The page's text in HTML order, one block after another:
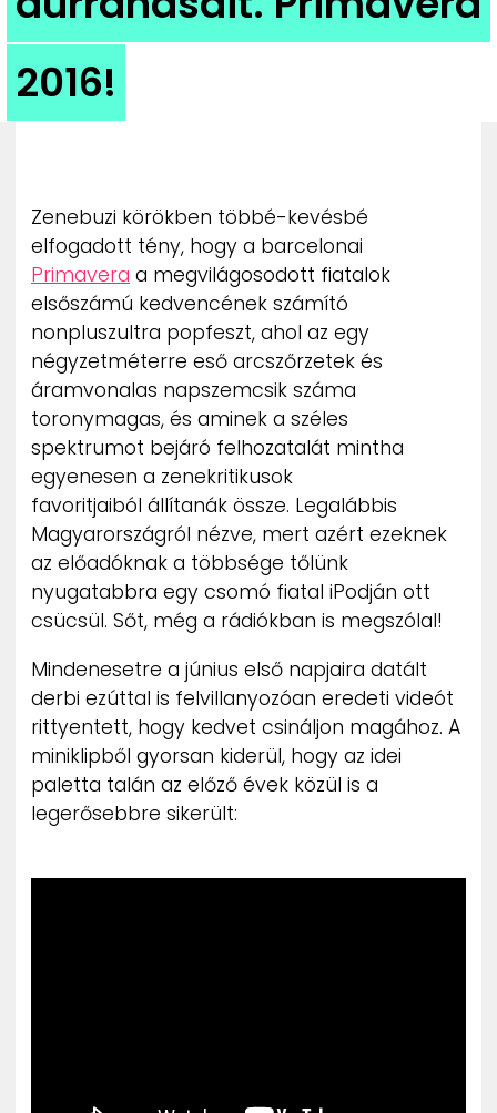
ZENE
2016!
Zenebuzi körökben többé-kevésbé
elfogadott tény, hogy a barcelonai
Primavera a megvilágosodott fiatalok
elsőszámú kedvencének számító
nonpluszultra popfeszt, ahol az egy
négyzetméterre eső arcszőrzetek és
áramvonalas napszemcsik száma
toronymagas, és aminek a széles
spektrumot bejáró felhozatalát mintha
egyenesen a zenekritikusok
favoritjaiból állítanák össze. Legalábbis
Magyarországról nézve, mert azért ezeknek
az előadóknak a többsége tőlünk
nyugatabbra egy csomó fiatal iPodján ott
csücsül. Sőt, még a rádiókban is megszólal!
Mindenesetre a június első napjaira datált
derbi ezúttal is felvillanyozóan eredeti videót
rittyentett, hogy kedvet csináljon magához. A
miniklipből gyorsan kiderül, hogy az idei
paletta talán az előző évek közül is a
legerősebbre sikerült: